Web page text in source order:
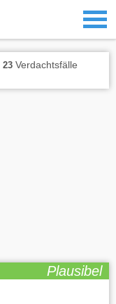
23 Verdachtsfälle
Plausibel